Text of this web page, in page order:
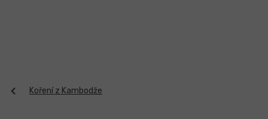
Koření z Kambodže